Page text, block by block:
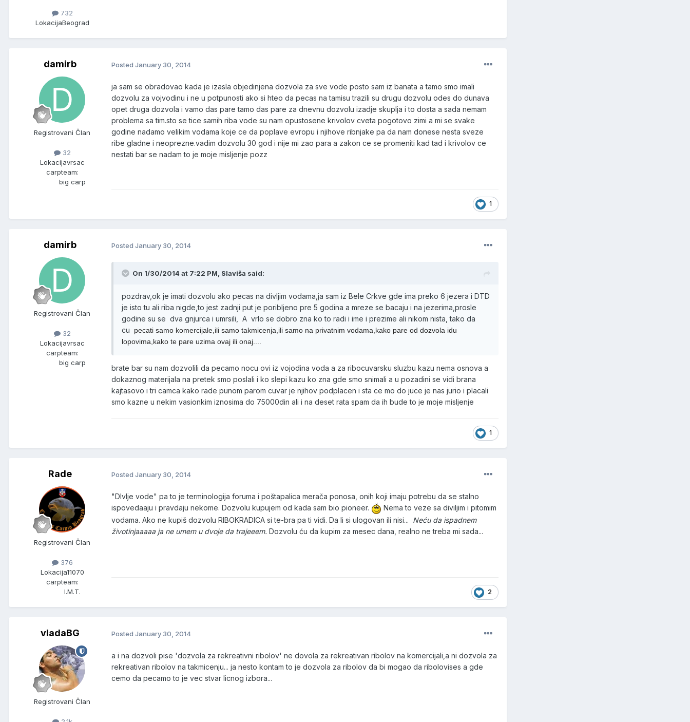
732
LokacijaBeograd
damirb
Registrovani Član
32
Lokacijavrsac
carpteam:
big carp
Posted January 30, 2014
ja sam se obradovao kada je izasla objedinjena dozvola za sve vode posto sam iz banata a tamo smo imali
dozvolu za vojvodinu i ne u potpunosti ako si hteo da pecas na tamisu trazili su drugu dozvolu odes do dunava
opet druga dozvola i vamo das pare tamo das pare za dnevnu dozvolu izadje skuplja i to dosta a sada nemam
problema sa tim.sto se tice samih riba vode su nam opustosene krivolov cveta pogotovo zimi a mi se svake
godine nadamo velikim vodama koje ce da poplave evropu i njihove ribnjake pa da nam donese nesta sveze
ribe gladne i neoprezne.vadim dozvolu 30 god i nije mi zao para a zakon ce se promeniti kad tad i krivolov ce
nestati bar se nadam to je moje misljenje pozz
1
damirb
Registrovani Član
32
Lokacijavrsac
carpteam:
big carp
Posted January 30, 2014
On 1/30/2014 at 7:22 PM, Slaviša said:
pozdrav,ok je imati dozvolu ako pecas na divljim vodama,ja sam iz Bele Crkve gde ima preko 6 jezera i DTD
je isto tu ali riba nigde,to jest zadnji put je poribljeno pre 5 godina a mreze se bacaju i na jezerima,prosle
godine su se dva gnjurca i umrsili, A vrlo se dobro zna ko to radi i ime i prezime ali nikom nista, tako da
cu
pecati samo komercijale,ili samo takmicenja,ili samo na privatnim vodama,kako pare od dozvola idu
lopovima,kako te pare uzima ovaj ili onaj....
brate bar su nam dozvolili da pecamo nocu ovi iz vojodina voda a za ribocuvarsku sluzbu kazu nema osnova a
dokaznog materijala na pretek smo poslali i ko slepi kazu ko zna gde smo snimali a u pozadini se vidi brana
kajtasovo i tri camca kako rade punom parom cuvar je njihov podplacen i sta ce mo do juce je nas jurio i placali
smo kazne u nekim vasionkim iznosima do 75000din ali i na deset rata spam da ih bude to je moje misljenje
1
Rade
Registrovani Član
376
Lokacija11070
carpteam:
I.M.T.
Posted January 30, 2014
"DIvlje vode" pa to je terminologija foruma i poštapalica merača ponosa, onih koji imaju potrebu da se stalno
ispovedaaju i pravdaju nekome. Dozvolu kupujem od kada sam bio pioneer.
Nema to veze sa diviljim i pitomim
vodama. Ako ne kupiš dozvolu RIBOKRADICA si te-bra pa ti vidi. Da li si ulogovan ili nisi... Neću da ispadnem
životinjaaaaa ja ne umem u dvoje da trajeeem. Dozvolu ću da kupim za mesec dana, realno ne treba mi sada...
2
vladaBG
Registrovani Član
Posted January 30, 2014
a i na dozvoli pise 'dozvola za rekreativni ribolov' ne dovola za rekreativan ribolov na komercijali,a ni dozvola za
rekreativan ribolov na takmicenju... ja nesto kontam to je dozvola za ribolov da bi mogao da ribolovises a gde
cemo da pecamo to je vec stvar licnog izbora...